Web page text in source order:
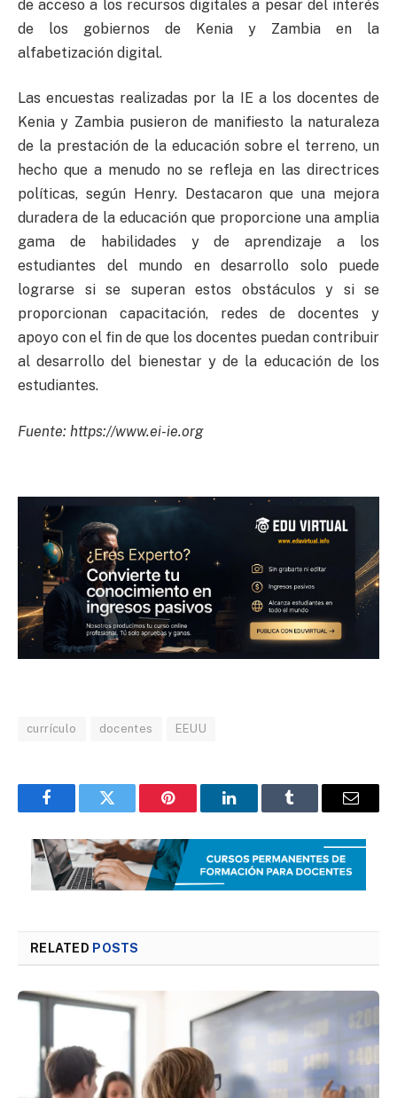
de acceso a los recursos digitales a pesar del interés
de los gobiernos de Kenia y Zambia en la
alfabetización digital.
Las encuestas realizadas por la IE a los docentes de
Kenia y Zambia pusieron de manifiesto la naturaleza
de la prestación de la educación sobre el terreno, un
hecho que a menudo no se refleja en las directrices
políticas, según Henry. Destacaron que una mejora
duradera de la educación que proporcione una amplia
gama de habilidades y de aprendizaje a los
estudiantes del mundo en desarrollo solo puede
lograrse si se superan estos obstáculos y si se
proporcionan capacitación, redes de docentes y
apoyo con el fin de que los docentes puedan contribuir
al desarrollo del bienestar y de la educación de los
estudiantes.
Fuente: https://www.ei-ie.org
currículo docentes EEUU
FacebookTwitter Pinterest LinkedInTumblr Email
RELATED POSTS